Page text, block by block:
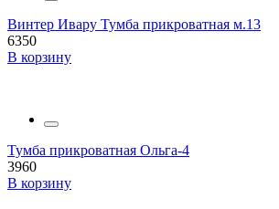
Винтер Ивару Тумба прикроватная м.13
6350
В корзину
Тумба прикроватная Ольга-4
3960
В корзину